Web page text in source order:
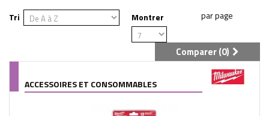
Tri Montrer
Comparer (0)
ACCESSOIRES ET CONSOMMABLES